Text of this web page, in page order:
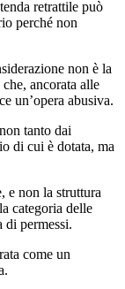
retrattile può
perché non
non è la
ancorata alle
un’opera abusiva.
tanto dai
di cui è dotata, ma
e non la struttura
categoria delle
di permessi.
come un